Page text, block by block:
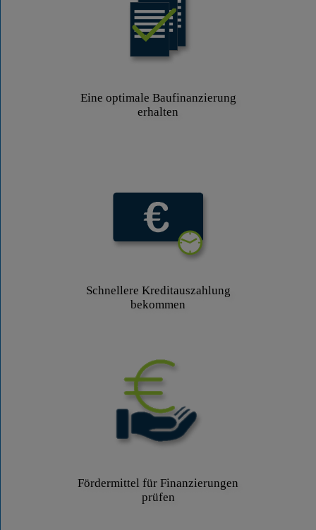
Eine optimale Baufinanzierung
erhalten
Schnellere Kreditauszahlung
bekommen
Fördermittel für Finanzierungen
prüfen